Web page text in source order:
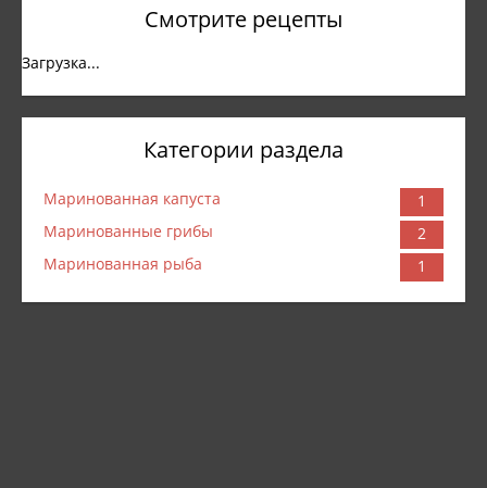
Смотрите рецепты
Загрузка...
Категории раздела
Маринованная капуста
1
Маринованные грибы
2
Маринованная рыба
1